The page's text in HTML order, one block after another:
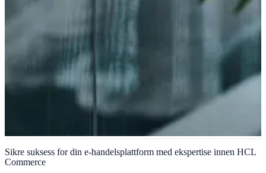
HCL Commerce e-handelsløsninger
Vi leverer spesialisert HCL Commerce-kompetanse for å
Sikre suksess for din e-handelsplattform med ekspertise innen HCL
Commerce